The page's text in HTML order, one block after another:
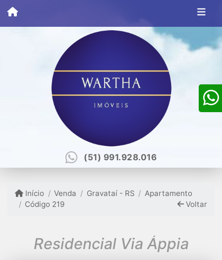
(51) 991.928.016
Início Venda Gravataí - RS
Apartamento
Código 219
Voltar
Residencial Via Áppia